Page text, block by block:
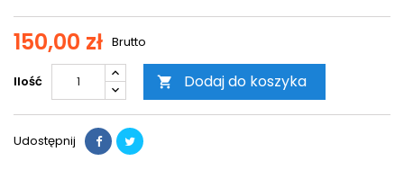
150,00 zł Brutto
Ilość  Dodaj do koszyka
Udostępnij